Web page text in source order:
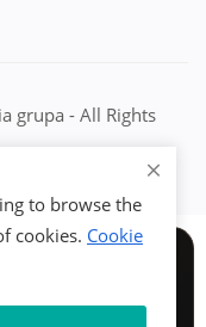
grupa - All Rights
to browse the
cookies. Cookie